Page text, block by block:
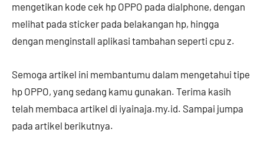
mengetikan kode cek hp OPPO pada dialphone, dengan
melihat pada sticker pada belakangan hp, hingga
dengan menginstall aplikasi tambahan seperti cpu z.
Semoga artikel ini membantumu dalam mengetahui tipe
hp OPPO, yang sedang kamu gunakan. Terima kasih
telah membaca artikel di iyainaja.my.id. Sampai jumpa
pada artikel berikutnya.